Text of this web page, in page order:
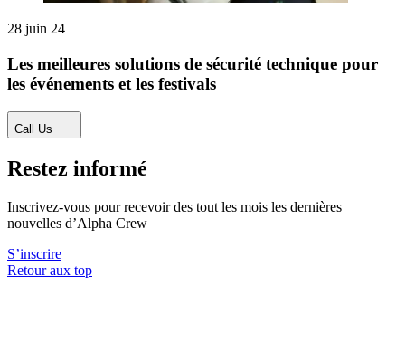
28 juin 24
Les meilleures solutions de sécurité technique pour
les événements et les festivals
Call Us
Restez informé
Inscrivez-vous pour recevoir des tout les mois les dernières
nouvelles d’Alpha Crew
S’inscrire
Retour aux top